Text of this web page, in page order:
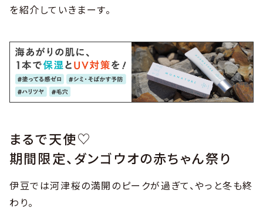
を紹介していきまーす。
まるで天使♡
期間限定、ダンゴウオの赤ちゃん祭り
伊豆では河津桜の満開のピークが過ぎて、やっと冬も終
わり。